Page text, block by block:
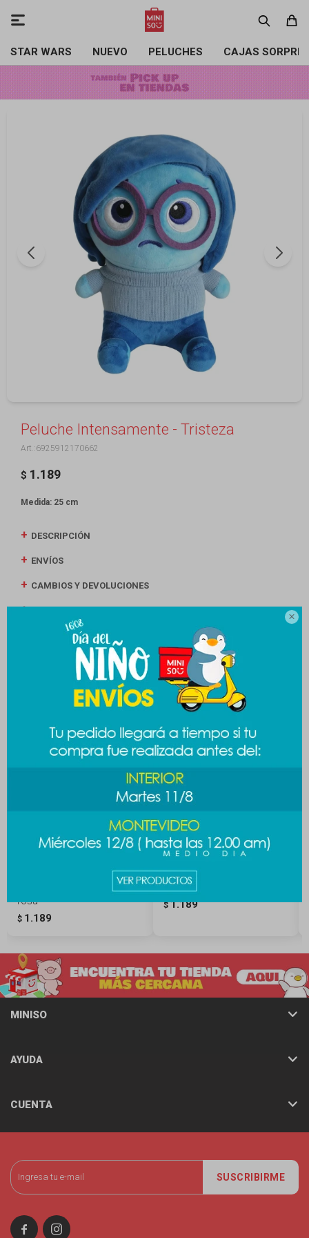

STAR WARS NUEVO PELUCHES CAJAS

Peluche Intensamente - Tristeza
6925912170662
$ 1.189
Medida: 25 cm
DESCRIPCIÓN
ENVÍOS
CAMBIOS Y DEVOLUCIONES
Productos que te pueden interesar
Peluche mofusand cup -
rosa
$ 1.189
Peluche Snoopy Ball
$ 1.189
SUSCRIBIRME
 
MINISO
AYUDA
CUENTA